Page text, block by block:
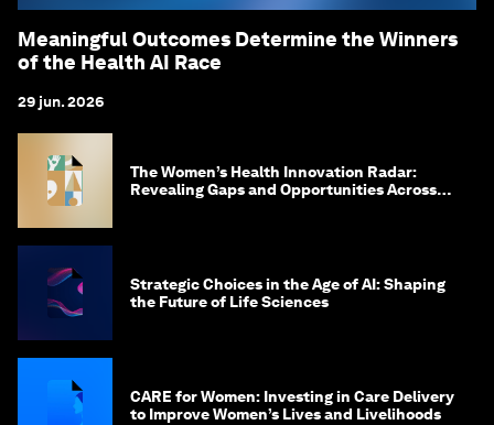
Meaningful Outcomes Determine the Winners
of the Health AI Race
29 jun. 2026
The Women’s Health Innovation Radar:
Revealing Gaps and Opportunities Across
Strategic Choices in the Age of AI: Shaping
the Future of Life Sciences
CARE for Women: Investing in Care Delivery
to Improve Women’s Lives and Livelihoods